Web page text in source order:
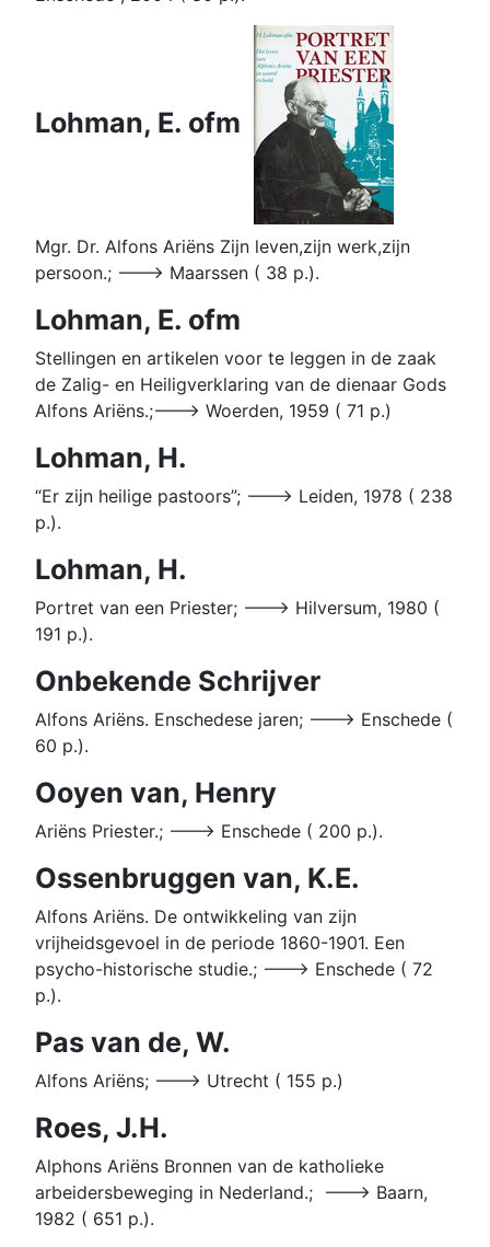
Lohman, E. ofm
Mgr. Dr. Alfons Ariëns Zijn leven,zijn werk,zijn
persoon.; ---> Maarssen ( 38 p.).
Lohman, E. ofm
Stellingen en artikelen voor te leggen in de zaak
de Zalig- en Heiligverklaring van de dienaar Gods
Alfons Ariëns.;---> Woerden, 1959 ( 71 p.)
Lohman, H.
“Er zijn heilige pastoors”; ---> Leiden, 1978 ( 238
p.).
Lohman, H.
Portret van een Priester; ---> Hilversum, 1980 (
191 p.).
Onbekende Schrijver
Alfons Ariëns. Enschedese jaren; ---> Enschede (
60 p.).
Ooyen van, Henry
Ariëns Priester.; ---> Enschede ( 200 p.).
Ossenbruggen van, K.E.
Alfons Ariëns. De ontwikkeling van zijn
vrijheidsgevoel in de periode 1860-1901. Een
psycho-historische studie.; ---> Enschede ( 72
p.).
Pas van de, W.
Alfons Ariëns; ---> Utrecht ( 155 p.)
Roes, J.H.
Alphons Ariëns Bronnen van de katholieke
arbeidersbeweging in Nederland.; ---> Baarn,
1982 ( 651 p.).